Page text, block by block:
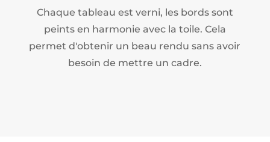
Chaque tableau est verni, les bords sont
peints en harmonie avec la toile. Cela
permet d'obtenir un beau rendu sans avoir
besoin de mettre un cadre.